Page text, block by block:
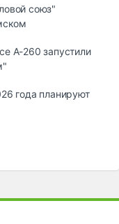
союз"
А-260 запустили
года планируют